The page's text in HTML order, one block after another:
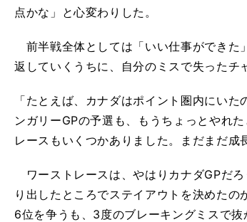
点かな」と心変わりした。
前半戦全体としては「いい仕事ができた
返していくうちに、自分のミスで失ったチ
「たとえば、カナダはポイント圏内にい
ンガリーGPの予選も、もうちょっとやれ
レースもいくつかありました。まだまだ成
ワーストレースは、やはりカナダGPだ
り出したところでステイアウトを決めた
6位を争うも、3度のブレーキングミスで